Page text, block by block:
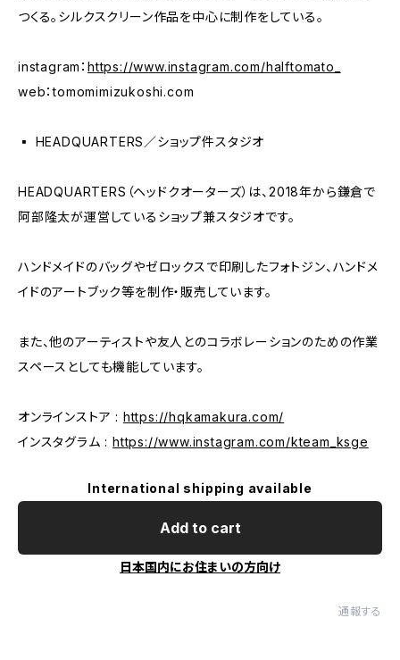
つくる。シルクスクリーン作品を中心に制作をしている。
instagram： https://www.instagram.com/halftomato_
web：tomomimizukoshi.com
▪️ HEADQUARTERS／ショップ件スタジオ
HEADQUARTERS（ヘッドクオーターズ）は、2018年から鎌倉で
阿部隆太が運営しているショップ兼スタジオです。
ハンドメイドのバッグやゼロックスで印刷したフォトジン、ハンドメ
イドのアートブック等を制作・販売しています。
また、他のアーティストや友人とのコラボレーションのための作業
スペースとしても機能しています。
オンラインストア : https://hqkamakura.com/
インスタグラム :https://www.instagram.com/kteam_ksge
International shipping available
Add to cart
日本国内にお住まいの方向け
通報する